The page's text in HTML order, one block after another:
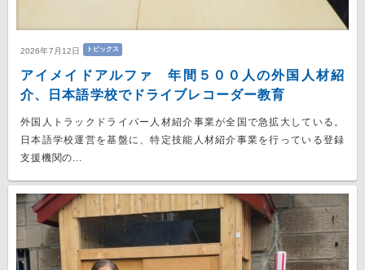
2026年7月12日 トピックス
アイメイドアルファ 年間５００人の外国人材紹
介、日本語学校でドライブレコーダー教育
外国人トラックドライバー人材紹介事業が全国で急拡大している。
日本語学校運営を基盤に、特定技能人材紹介事業を行っている登録
支援機関の...